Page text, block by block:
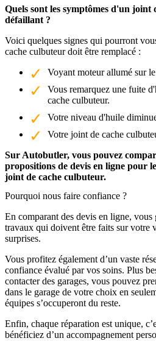
Quels sont les symptômes d'un joint
défaillant ?
Voici quelques signes qui pourront
cache culbuteur doit être remplacé :
Voyant moteur allumé sur
Vous remarquez une fuite
cache culbuteur.
Votre niveau d'huile
Votre joint de cache
Sur Autobutler, vous pouvez
propositions de devis en ligne pour
joint de cache culbuteur.
Pourquoi nous faire confiance ?
En comparant des devis en ligne,
travaux qui doivent être faits sur votre
surprises.
Vous profitez également d’un vaste
confiance évalué par vos soins. Plus
contacter des garages, vous pouvez
dans le garage de votre choix en
équipes s’occuperont du reste.
Enfin, chaque réparation est unique,
bénéficiez d’un accompagnement